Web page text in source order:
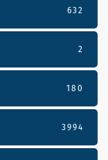
632
2
180
3994